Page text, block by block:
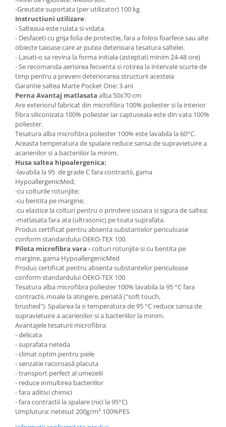
-Greutate suportata (per utilizator) 100 kg
Instructiuni utilizare:
- Salteaua este rulata si vidata.
- Desfaceti cu grija folia de protectie, fara a folosi foarfece sau alte
obiecte taioase care ar putea deterioara tesatura saltelei.
- Lasati-o sa revina la forma initiala (asteptati minim 24-48 ore)
- Se recomanda aerisirea fecventa si rotirea la intervale scurte de
timp pentru a preveni deteriorarea structurii acesteia
Garantie saltea Marte Pocket One: 3 ani
Perna Avantaj matlasata alba 50x70 cm
Are exteriorul fabricat din microfibra 100% poliester si la interior
fibra siliconizata 100% poliester iar captuseala este din vata 100%
poliester.
Tesatura alba microfibra poliester 100% este lavabila la 60°C.
Aceasta temperatura de spalare reduce sansa de supravietuire a
acarienilor si a bacteriilor la minim.
Husa saltea hipoalergenica:
-lavabila la 95 de grade C fara contractii, gama
HypoallergenicMed;
-cu colturile rotunjite;
-cu bentita pe margine;
-cu elastice la colturi pentru o prindere usoara si sigura de saltea;
-matlasata fara ata (ultrasonic) pe toata suprafata.
Produs certificat pentru absenta substantelor periculoase
conform standardului OEKO-TEX 100.
Pilota microfibra vara -colturi rotunjite si cu bentita pe
margine, gama HypoallergenicMed
Produs certificat pentru absenta substantelor periculoase
conform standardului OEKO-TEX 100
Tesatura alba microfibra poliester 100% lavabila la 95 °C fara
contractii, moale la atingere, periată ("soft touch,
brushed"). Spalarea la o temperatura de 95 °C reduce sansa de
supravietuire a acarienilor si a bacteriilor la minim.
Avantajele tesaturii microfibra:
- delicata
- suprafata neteda
- climat optim pentru piele
- senzatie racoroasă placuta
- transport perfect al umezelii
- reduce inmultirea bacteriilor
- fara aditivi chimici
- fara contractii la spalare (nici la 95°C)
Umplutura: netesut 200g/m² 100%PES